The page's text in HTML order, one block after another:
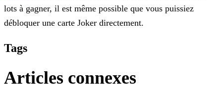
lots à gagner, il est même possible que vous puissiez
débloquer une carte Joker directement.
Tags
Articles connexes